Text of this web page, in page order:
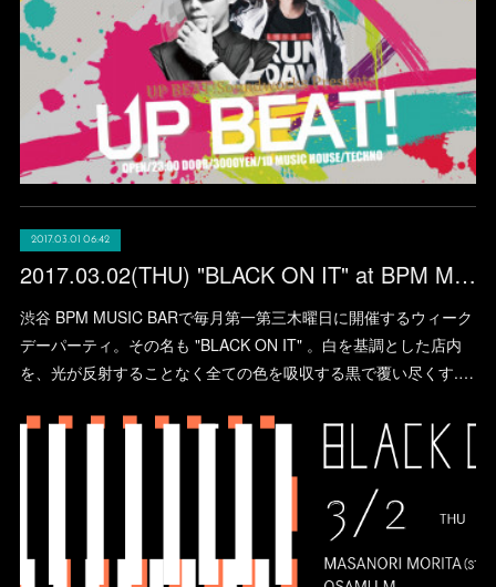
2017.03.01 06:42
2017.03.02(THU) "BLACK ON IT" at BPM MUSIC BAR (SHIBUYA)
渋谷 BPM MUSIC BARで毎月第一第三木曜日に開催するウィーク
デーパーティ。その名も "BLACK ON IT" 。白を基調とした店内
を、光が反射することなく全ての色を吸収する黒で覆い尽くす.…